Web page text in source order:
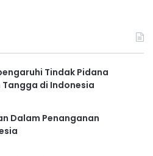
Tindak Pidana
Tangga di Indonesia
Dalam Penanganan